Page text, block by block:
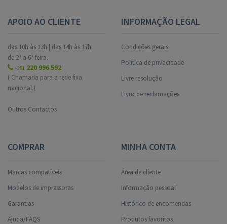
APOIO AO CLIENTE
das 10h às 13h | das 14h às 17h
de 2ª a 6ª feira.
+351 220 996 592
( Chamada para a rede fixa
nacional.)
Outros Contactos
INFORMAÇÃO LEGAL
Condições gerais
Política de privacidade
Livre resolução
Livro de reclamações
COMPRAR
Marcas compatíveis
Modelos de impressoras
Garantias
Ajuda/FAQS
MINHA CONTA
Área de cliente
Informação pessoal
Histórico de encomendas
Produtos favoritos